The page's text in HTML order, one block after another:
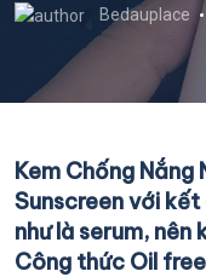
Bedauplace
Kem Chống Nắng
Sunscreen với
như là serum, nên
Công thức Oil